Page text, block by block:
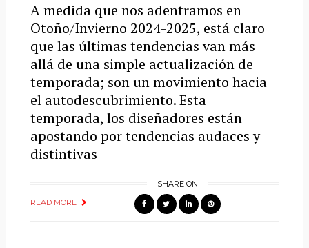
A medida que nos adentramos en
Otoño/Invierno 2024-2025, está claro
que las últimas tendencias van más
allá de una simple actualización de
temporada; son un movimiento hacia
el autodescubrimiento. Esta
temporada, los diseñadores están
apostando por tendencias audaces y
distintivas
READ MORE
SHARE ON